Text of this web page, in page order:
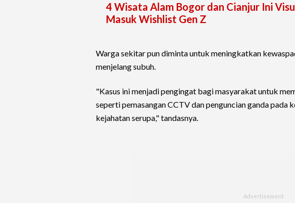
4 Wisata Alam Bogor dan Cianjur Ini
Masuk Wishlist Gen Z
Warga sekitar pun diminta untuk meningkatkan
menjelang subuh.
"Kasus ini menjadi pengingat bagi masyarakat untuk
seperti pemasangan CCTV dan penguncian ganda pada
kejahatan serupa," tandasnya.